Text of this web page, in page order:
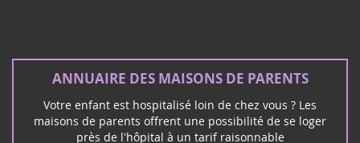
16
2024
Concerto rock a Mérignac (33)
Il gruppo rock Unwanted vi incontra a
Mérignac sabato 16 marzo per un
concerto rock e di solidarietà:
ANNUAIRE DES MAISONS DE PARENTS
Votre enfant est hospitalisé loin de chez vous ? Les
maisons de parents offrent une possibilité de se loger
près de l'hôpital à un tarif raisonnable